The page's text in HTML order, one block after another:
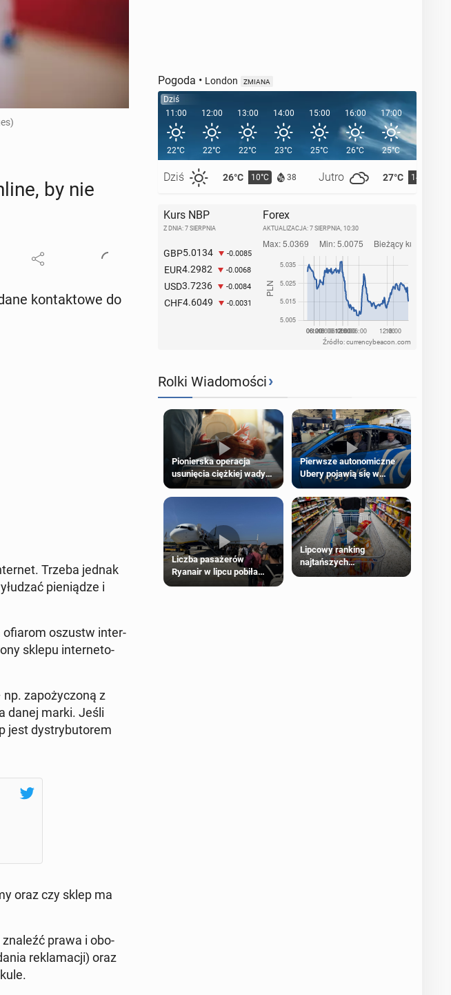
by nie
kon­tak­to­we do
Trzeba jednak
pie­nią­dze i
ofiarom oszustw in­ter­
sklepu in­ter­ne­to­
za­po­ży­czo­ną z
danej marki. Jeśli
jest dys­try­bu­to­rem
oraz czy sklep ma
znaleźć prawa i obo­
re­kla­ma­cji) oraz
Pogoda • London ZMIANA
Dziś
11:00
22°C
Dziś 26°C 10°C 38 Jutro 27°C 14°C
12:00
22°C
13:00
22°C
14:00
23°C
15:00
25°C
16:00
26°C
17:00
25°C
18:00
Kurs NBP
Z DNIA: 7 SIERPNIA
GBP5.0134 -0.0085
EUR4.2982 -0.0068
USD3.7236 -0.0084
CHF4.6049 -0.0031
Forex
AKTUALIZACJA: 7 SIERPNIA, 10:30
Źródło: currencybeacon.com
Rolki Wiadomości›
Pionierska operacja
usunięcia ciężkiej wady
wrodzonej płodu w łonie
matki
Pierwsze autonomiczne
Ubery pojawią się w
Londynie jeszcze tego
lata
Liczba pasażerów
Ryanair w lipcu pobiła
rekord
Lipcowy ranking
najtańszych
supermarketów